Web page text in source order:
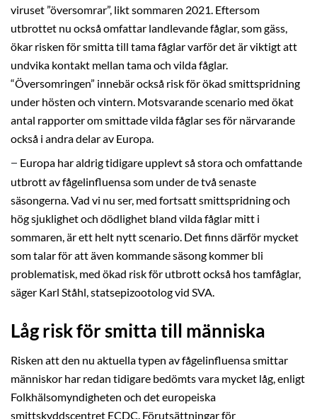
viruset ”översomrar”, likt sommaren 2021. Eftersom
utbrottet nu också omfattar landlevande fåglar, som gäss,
ökar risken för smitta till tama fåglar varför det är viktigt att
undvika kontakt mellan tama och vilda fåglar.
“Översomringen” innebär också risk för ökad smittspridning
under hösten och vintern. Motsvarande scenario med ökat
antal rapporter om smittade vilda fåglar ses för närvarande
också i andra delar av Europa.
– Europa har aldrig tidigare upplevt så stora och omfattande
utbrott av fågelinfluensa som under de två senaste
säsongerna. Vad vi nu ser, med fortsatt smittspridning och
hög sjuklighet och dödlighet bland vilda fåglar mitt i
sommaren, är ett helt nytt scenario. Det finns därför mycket
som talar för att även kommande säsong kommer bli
problematisk, med ökad risk för utbrott också hos tamfåglar,
säger Karl Ståhl, statsepizootolog vid SVA.
Låg risk för smitta till människa
Risken att den nu aktuella typen av fågelinfluensa smittar
människor har redan tidigare bedömts vara mycket låg, enligt
Folkhälsomyndigheten och det europeiska
smittskyddscentret ECDC. Förutsättningar för